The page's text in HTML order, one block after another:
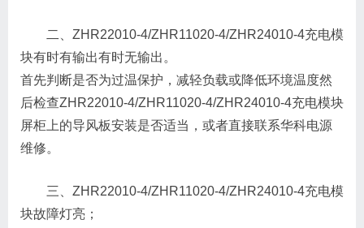
二、ZHR22010-4/ZHR11020-4/ZHR24010-4充电模
块有时有输出有时无输出。
首先判断是否为过温保护，减轻负载或降低环境温度然
后检查ZHR22010-4/ZHR11020-4/ZHR24010-4充电模块
屏柜上的导风板安装是否适当，或者直接联系华科电源
维修。
三、ZHR22010-4/ZHR11020-4/ZHR24010-4充电模
块故障灯亮；